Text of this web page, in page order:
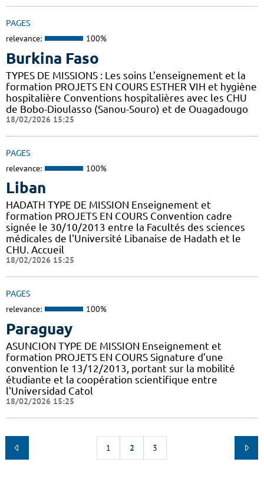
PAGES
relevance: 100%
Burkina Faso
TYPES DE MISSIONS : Les soins L’enseignement et la
formation PROJETS EN COURS ESTHER VIH et hygiène
hospitalière Conventions hospitalières avec les CHU
de Bobo-Dioulasso (Sanou-Souro) et de Ouagadougo
18/02/2026 15:25
PAGES
relevance: 100%
Liban
HADATH TYPE DE MISSION Enseignement et
formation PROJETS EN COURS Convention cadre
signée le 30/10/2013 entre la Facultés des sciences
médicales de l'Université Libanaise de Hadath et le
CHU. Accueil
18/02/2026 15:25
PAGES
relevance: 100%
Paraguay
ASUNCION TYPE DE MISSION Enseignement et
formation PROJETS EN COURS Signature d’une
convention le 13/12/2013, portant sur la mobilité
étudiante et la coopération scientifique entre
l'Universidad Catol
18/02/2026 15:25
1 2 3